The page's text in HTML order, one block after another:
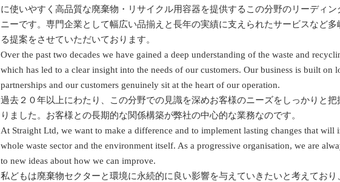
に使いやすく高品質な廃棄物・リサイクル用容器を提供するこの分野のリーディン
ニーです。専門企業として幅広い品揃えと長年の実績に支えられたサービスなど多
る提案をさせていただいております。
Over the past two decades we have gained a deep understanding of the waste and
which has led to a clear insight into the needs of our customers. Our business is built on
partnerships and our customers genuinely sit at the heart of our operation.
過去２０年以上にわたり、この分野での見識を深めお客様のニーズをしっかりと把
りました。お客様との長期的な関係構築が弊社の中心的な業務なのです。
At Straight Ltd, we want to make a difference and to implement lasting changes that will
whole waste sector and the environment itself. As a progressive organisation, we are
to new ideas about how we can improve.
私どもは廃棄物セクターと環境に永続的に良い影響を与えていきたいと考えており